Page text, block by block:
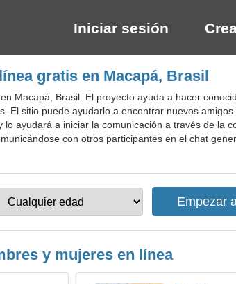
Iniciar sesión
gratis en Macapá, Brasil
Macapá, Brasil. El proyecto ayuda a hacer
El sitio puede ayudarlo a encontrar nuevos
ayudará a iniciar la comunicación a través de la
con otros participantes en el chat
y mujeres en línea